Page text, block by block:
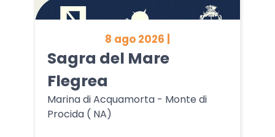
8 ago 2026 |
Sagra del Mare
Flegrea
Marina di Acquamorta - Monte di
Procida ( NA)